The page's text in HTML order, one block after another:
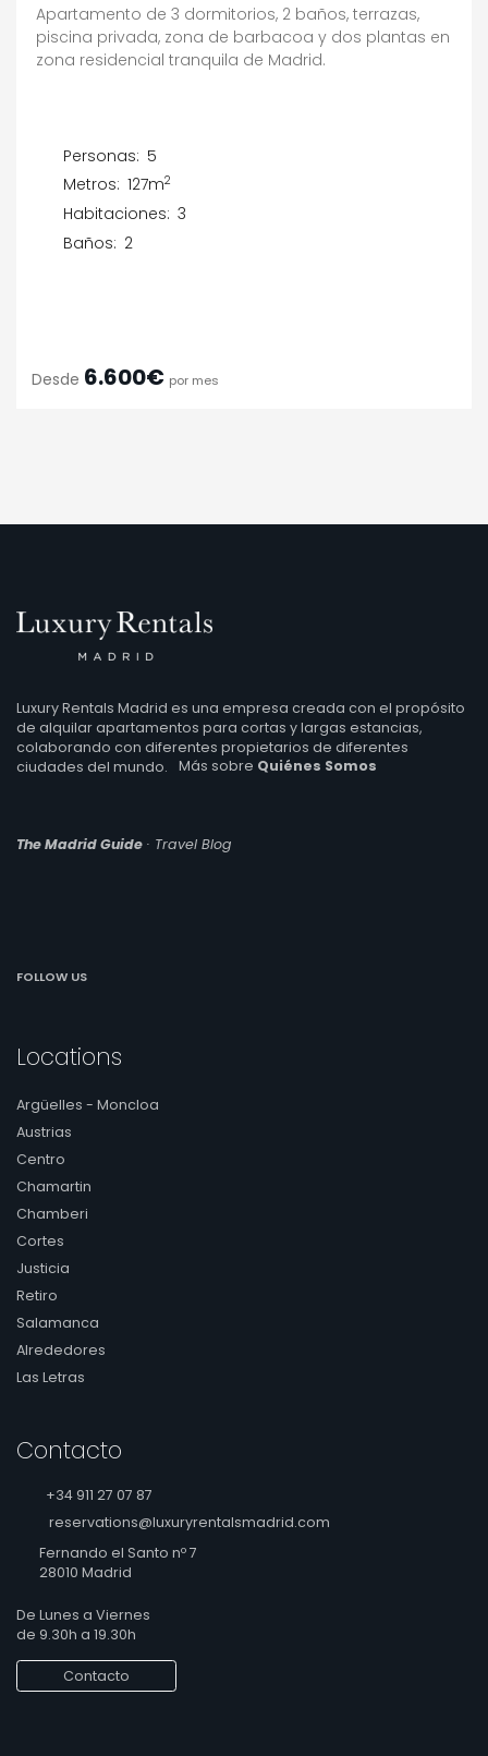
Apartamento de 3 dormitorios, 2 baños, terrazas,
piscina privada, zona de barbacoa y dos plantas en
zona residencial tranquila de Madrid.
Personas: 5
Metros: 127m2
Habitaciones: 3
Baños: 2
Desde 6.600€ por mes
Luxury Rentals Madrid es una empresa creada con el propósito
de alquilar apartamentos para cortas y largas estancias,
colaborando con diferentes propietarios de diferentes
ciudades del mundo.
Más sobre Quiénes Somos
The Madrid Guide · Travel Blog
FOLLOW US
Locations
Argüelles - Moncloa
Austrias
Centro
Chamartin
Chamberi
Cortes
Justicia
Retiro
Salamanca
Alrededores
Las Letras
Contacto
+34 911 27 07 87
reservations@luxuryrentalsmadrid.com
Fernando el Santo nº 7
28010 Madrid
De Lunes a Viernes
de 9.30h a 19.30h
Contacto